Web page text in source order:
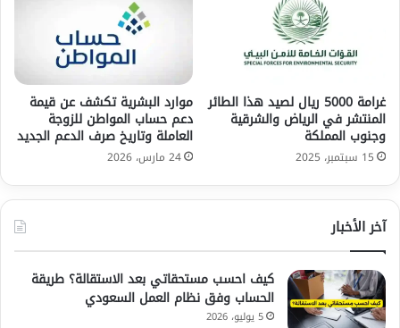
غرامة 5000 ريال لصيد هذا الطائر
المنتشر في الرياض والشرقية
وجنوب المملكة
15 سبتمبر، 2025
موارد البشرية تكشف عن قيمة
دعم حساب المواطن للزوجة
العاملة وتاريخ صرف الدعم الجديد
24 مارس، 2026
آخر الأخبار
كيف احسب مستحقاتي بعد الاستقالة؟ طريقة
الحساب وفق نظام العمل السعودي
5 يوليو، 2026